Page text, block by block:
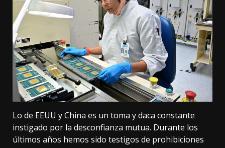
Lo de EEUU y China es un toma y daca constante
instigado por la desconfianza mutua. Durante los
últimos años hemos sido testigos de prohibiciones